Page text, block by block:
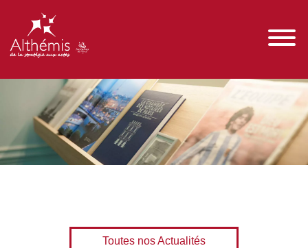
Toutes nos Actualités